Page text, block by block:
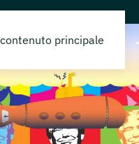
principale